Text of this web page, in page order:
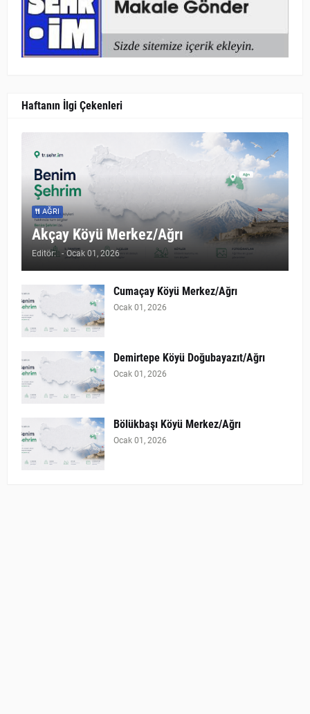
Haftanın İlgi Çekenleri
AĞRI
Akçay Köyü Merkez/Ağrı
Editör: - Ocak 01, 2026
Cumaçay Köyü Merkez/Ağrı
Ocak 01, 2026
Demirtepe Köyü Doğubayazıt/Ağrı
Ocak 01, 2026
Bölükbaşı Köyü Merkez/Ağrı
Ocak 01, 2026